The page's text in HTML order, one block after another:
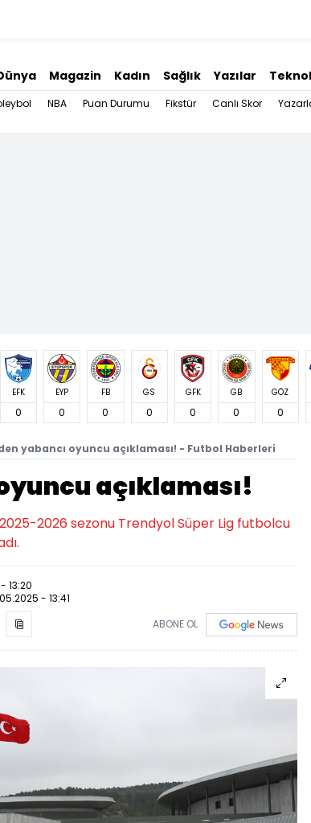
Magazin Kadın Sağlık Yazılar
NBA Puan Durumu Fikstür Canlı Skor
EFK
0
EYP
0
FB
0
GS
0
GFK
0
GB
0
GÖZ
0
yabancı oyuncu açıklaması! - Futbol Haberleri
açıklaması!
2026 sezonu Trendyol Süper Lig futbolcu
13:20
- 13:41
ABONE OL